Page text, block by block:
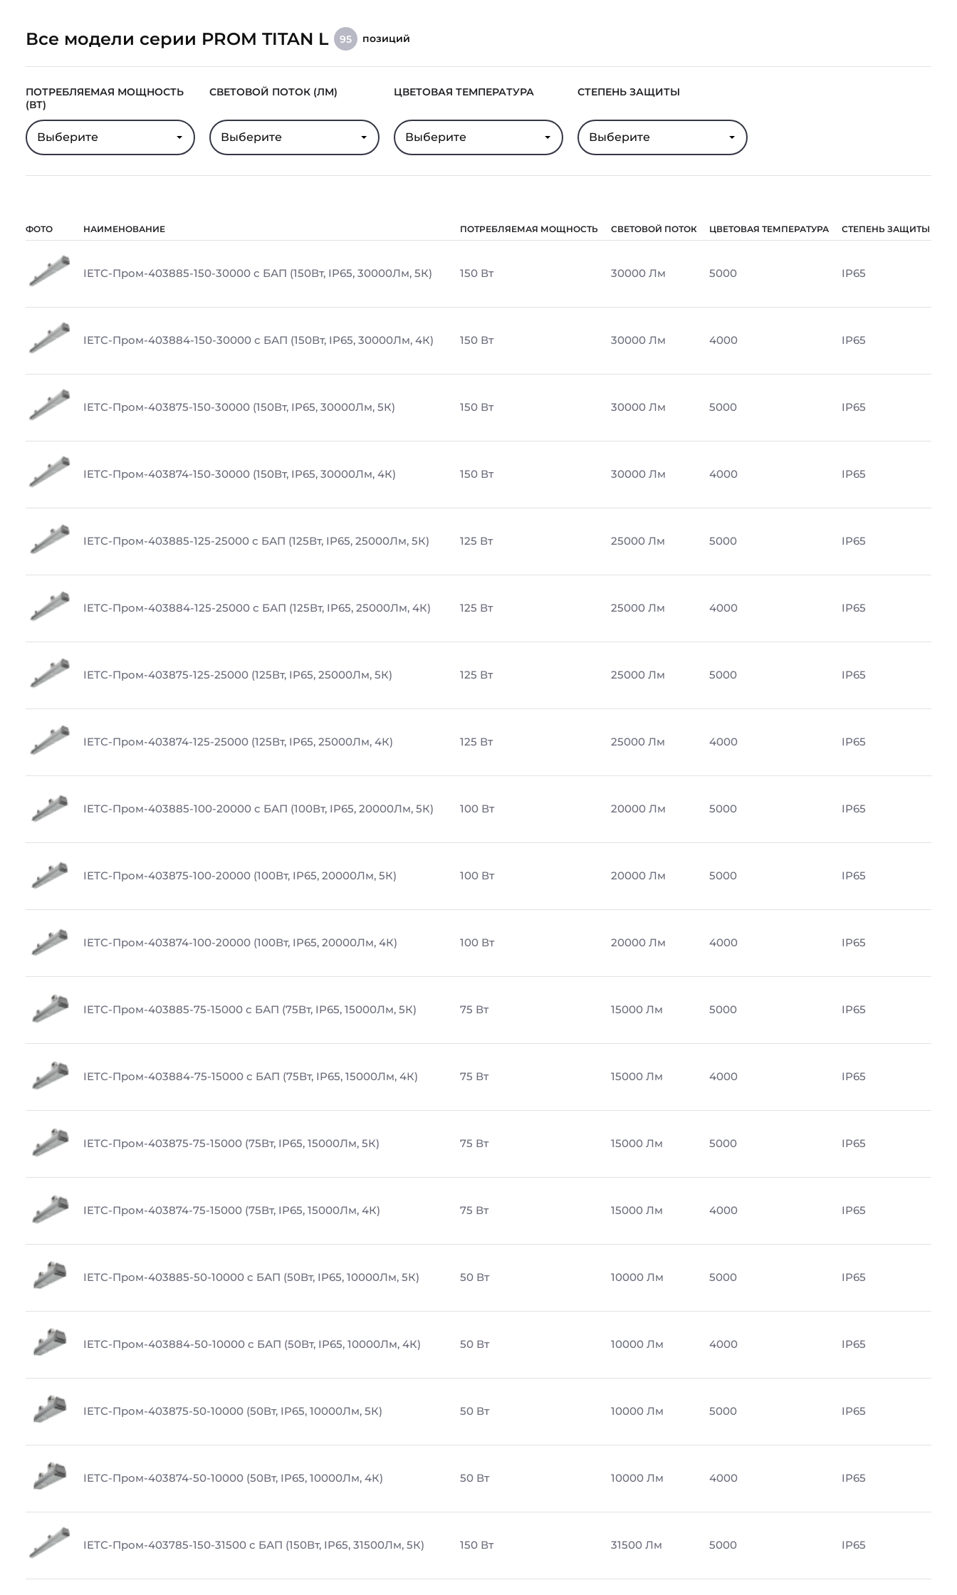
Все модели серии PROM TITAN L 95 позиций
ПОТРЕБЛЯЕМАЯ МОЩНОСТЬ
(ВТ)
Выберите
СВЕТОВОЙ ПОТОК (ЛМ)
Выберите
ЦВЕТОВАЯ ТЕМПЕРАТУРА
Выберите
СТЕПЕНЬ ЗАЩИТЫ
Выберите
ФОТО НАИМЕНОВАНИЕ ПОТРЕБЛЯЕМАЯ МОЩНОСТЬ СВЕТОВОЙ ПОТОК ЦВЕТОВАЯ ТЕМПЕРАТУРА СТЕПЕНЬ ЗАЩИТЫ
IETC-Пром-403885-150-30000 с БАП (150Вт, IP65, 30000Лм, 5К) 150 Вт 30000 Лм 5000 IP65
IETC-Пром-403884-150-30000 с БАП (150Вт, IP65, 30000Лм, 4К) 150 Вт 30000 Лм 4000 IP65
IETC-Пром-403875-150-30000 (150Вт, IP65, 30000Лм, 5К) 150 Вт 30000 Лм 5000 IP65
IETC-Пром-403874-150-30000 (150Вт, IP65, 30000Лм, 4К) 150 Вт 30000 Лм 4000 IP65
IETC-Пром-403885-125-25000 с БАП (125Вт, IP65, 25000Лм, 5К) 125 Вт 25000 Лм 5000 IP65
IETC-Пром-403884-125-25000 с БАП (125Вт, IP65, 25000Лм, 4К) 125 Вт 25000 Лм 4000 IP65
IETC-Пром-403875-125-25000 (125Вт, IP65, 25000Лм, 5К) 125 Вт 25000 Лм 5000 IP65
IETC-Пром-403874-125-25000 (125Вт, IP65, 25000Лм, 4К) 125 Вт 25000 Лм 4000 IP65
IETC-Пром-403885-100-20000 с БАП (100Вт, IP65, 20000Лм, 5К) 100 Вт 20000 Лм 5000 IP65
IETC-Пром-403875-100-20000 (100Вт, IP65, 20000Лм, 5К) 100 Вт 20000 Лм 5000 IP65
IETC-Пром-403874-100-20000 (100Вт, IP65, 20000Лм, 4К) 100 Вт 20000 Лм 4000 IP65
IETC-Пром-403885-75-15000 с БАП (75Вт, IP65, 15000Лм, 5К) 75 Вт 15000 Лм 5000 IP65
IETC-Пром-403884-75-15000 с БАП (75Вт, IP65, 15000Лм, 4К) 75 Вт 15000 Лм 4000 IP65
IETC-Пром-403875-75-15000 (75Вт, IP65, 15000Лм, 5К) 75 Вт 15000 Лм 5000 IP65
IETC-Пром-403874-75-15000 (75Вт, IP65, 15000Лм, 4К) 75 Вт 15000 Лм 4000 IP65
IETC-Пром-403885-50-10000 с БАП (50Вт, IP65, 10000Лм, 5К) 50 Вт 10000 Лм 5000 IP65
IETC-Пром-403884-50-10000 с БАП (50Вт, IP65, 10000Лм, 4К) 50 Вт 10000 Лм 4000 IP65
IETC-Пром-403875-50-10000 (50Вт, IP65, 10000Лм, 5К) 50 Вт 10000 Лм 5000 IP65
IETC-Пром-403874-50-10000 (50Вт, IP65, 10000Лм, 4К) 50 Вт 10000 Лм 4000 IP65
IETC-Пром-403785-150-31500 с БАП (150Вт, IP65, 31500Лм, 5К) 150 Вт 31500 Лм 5000 IP65